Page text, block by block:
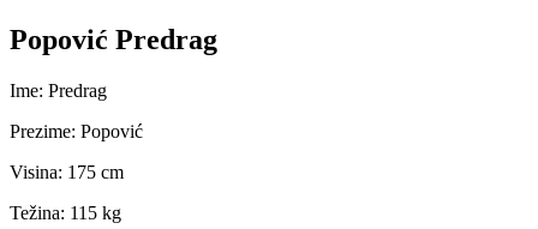
Popović Predrag
Ime: Predrag
Prezime: Popović
Visina: 175 cm
Težina: 115 kg